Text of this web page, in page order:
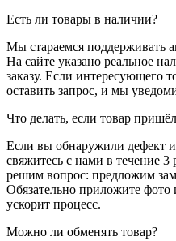
Есть ли товары в наличии?
Мы стараемся поддерживать
На сайте указано реальное
заказу. Если интересующего
оставить запрос, и мы
Что делать, если товар
Если вы обнаружили дефект
свяжитесь с нами в течение
решим вопрос: предложим
Обязательно приложите
ускорит процесс.
Можно ли обменять товар?